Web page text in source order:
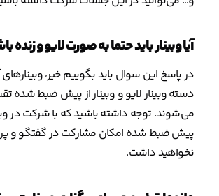
آیا وبینار باید حتما به صورت لایو و زنده
در پاسخ این سوال باید بگوییم خیر، وبینارهای
دسته وبینار لایو و وبینار از پیش ضبط شده
می‌شوند. توجه داشته‌ باشید که با شرکت در
پیش ضبط شده امکان مشارکت در گفتگو و
نخواهید داشت.